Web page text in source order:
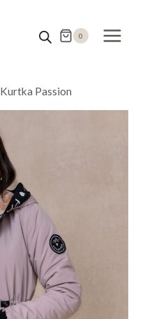
0
Kurtka Passion